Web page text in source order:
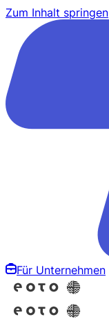
Zum Inhalt springen
Für Unternehmen